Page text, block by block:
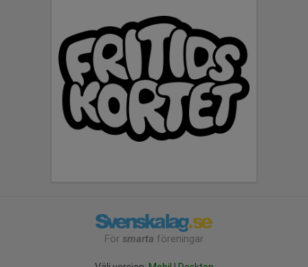
För smarta föreningar